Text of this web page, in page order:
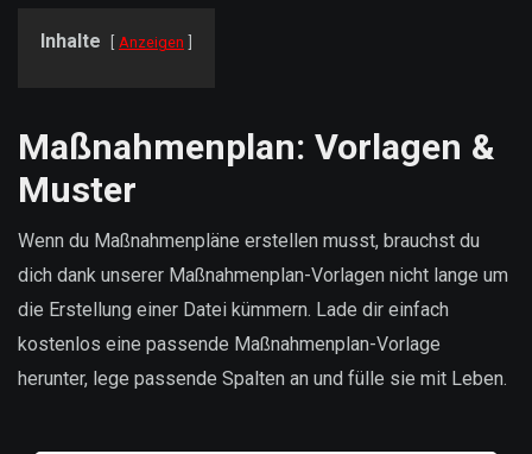
Inhalte Anzeigen
Maßnahmenplan: Vorlagen &
Muster
Wenn du Maßnahmenpläne erstellen musst, brauchst du
dich dank unserer Maßnahmenplan-Vorlagen nicht lange um
die Erstellung einer Datei kümmern. Lade dir einfach
kostenlos eine passende Maßnahmenplan-Vorlage
herunter, lege passende Spalten an und fülle sie mit Leben.